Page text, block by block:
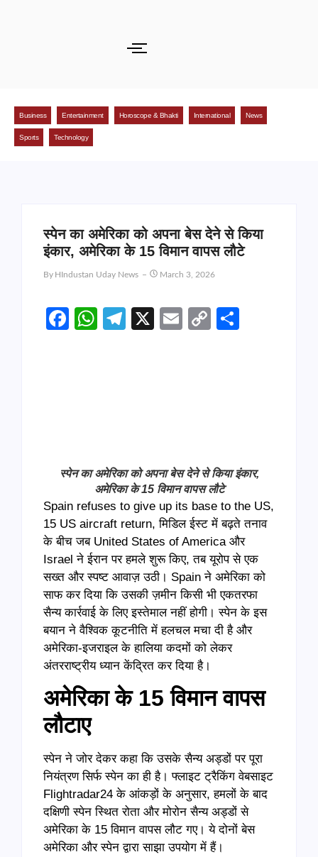
Business Entertainment Horoscope & Bhakti International News
Sports Technology
स्पेन का अमेरिका को अपना बेस देने से किया
इंकार, अमेरिका के 15 विमान वापस लौटे
By HIndustan Uday News March 3, 2026
Facebook
WhatsApp
Telegram
X EmailCopy
स्पेन का अमेरिका को अपना बेस देने से किया इंकार,
अमेरिका के 15 विमान वापस लौटे
Spain refuses to give up its base to the US,
15 US aircraft return, मिडिल ईस्ट में बढ़ते तनाव
के बीच जब United States of America और
Israel ने ईरान पर हमले शुरू किए, तब यूरोप से एक
सख्त और स्पष्ट आवाज़ उठी। Spain ने अमेरिका को
साफ कर दिया कि उसकी ज़मीन किसी भी एकतरफा
सैन्य कार्रवाई के लिए इस्तेमाल नहीं होगी। स्पेन के इस
बयान ने वैश्विक कूटनीति में हलचल मचा दी है और
अमेरिका-इजराइल के हालिया कदमों को लेकर
अंतरराष्ट्रीय ध्यान केंद्रित कर दिया है।
अमेरिका के 15 विमान वापस
लौटाए
स्पेन ने जोर देकर कहा कि उसके सैन्य अड्डों पर पूरा
नियंत्रण सिर्फ स्पेन का ही है। फ्लाइट ट्रैकिंग वेबसाइट
Flightradar24 के आंकड़ों के अनुसार, हमलों के बाद
दक्षिणी स्पेन स्थित रोता और मोरोन सैन्य अड्डों से
अमेरिका के 15 विमान वापस लौट गए। ये दोनों बेस
अमेरिका और स्पेन द्वारा साझा उपयोग में हैं।